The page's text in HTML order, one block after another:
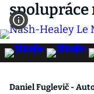
spolupráce
Daniel Fuglevič -